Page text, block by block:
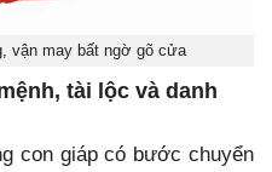
vận may bất ngờ gõ cửa
tài lộc và danh
con giáp có bước chuyển